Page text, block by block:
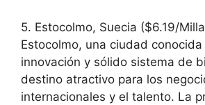
5. Estocolmo, Suecia ($6.19/
Estocolmo, una ciudad conocida
innovación y sólido sistema de
destino atractivo para los
internacionales y el talento. La